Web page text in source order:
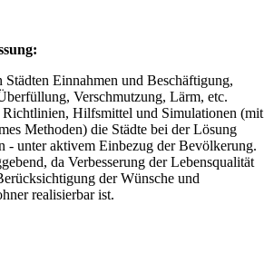
Städten Einnahmen und Beschäftigung,
Verschmutzung, Lärm, etc.
Hilfsmittel und Simulationen (mit
Methoden) die Städte bei der Lösung
- unter aktivem Einbezug der Bevölkerung.
da Verbesserung der Lebensqualität
der Wünsche und
realisierbar ist.